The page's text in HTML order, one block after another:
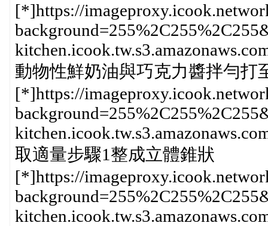
[*]https://
動物性鮮奶油與巧克力醬拌勻打
[*]https://
取適量步驟1整成立體錐狀
[*]https://